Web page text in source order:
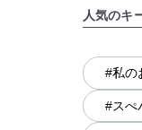
人気のキ
#私の
#スぺ